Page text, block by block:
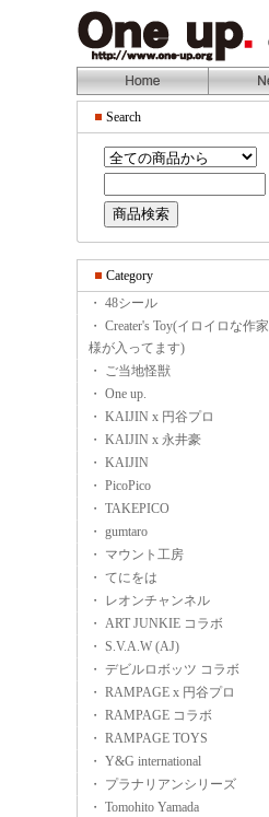
Search
Category
・ 48シール
・ Creater's Toy(イロイロな作家
様が入ってます)
・ ご当地怪獣
・ One up.
・ KAIJIN x 円谷プロ
・ KAIJIN x 永井豪
・ KAIJIN
・ PicoPico
・ TAKEPICO
・ gumtaro
・ マウント工房
・ てにをは
・ レオンチャンネル
・ ART JUNKIE コラボ
・ S.V.A.W (AJ)
・ デビルロボッツ コラボ
・ RAMPAGE x 円谷プロ
・ RAMPAGE コラボ
・ RAMPAGE TOYS
・ Y&G international
・ プラナリアンシリーズ
・ Tomohito Yamada